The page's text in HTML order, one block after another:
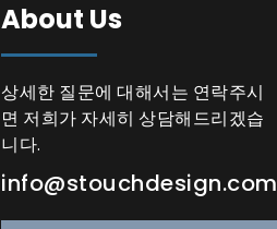
About Us
상세한 질문에 대해서는 연락주시
면 저희가 자세히 상담해드리겠습
니다.
info@stouchdesign.com